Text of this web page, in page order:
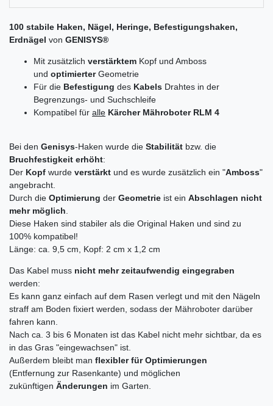
100 stabile Haken, Nägel, Heringe, Befestigungshaken,
Erdnägel von GENISYS®
Mit zusätzlich verstärktem Kopf und Amboss
und optimierterGeometrie
Für die Befestigung des Kabels Drahtes in der
Begrenzungs- und Suchschleife
Kompatibel für alle Kärcher Mähroboter RLM 4
Bei den Genisys-Haken wurde die Stabilität bzw. die
Bruchfestigkeit erhöht:
Der Kopf wurde verstärkt und es wurde zusätzlich ein "Amboss"
angebracht.
Durch die Optimierung der Geometrie ist ein Abschlagen nicht
mehr möglich
Diese Haken sind stabiler als die Original Haken und sind zu
100% kompatibel!
Länge: ca. 9,5 cm, Kopf: 2 cm x 1,2 cm
Das Kabel muss nicht mehr zeitaufwendig eingegraben
werden:
Es kann ganz einfach auf dem Rasen verlegt und mit den Nägeln
straff am Boden fixiert werden, sodass der Mähroboter darüber
fahren kann.
Nach ca. 3 bis 6 Monaten ist das Kabel nicht mehr sichtbar, da es
in das Gras "eingewachsen" ist.
Außerdem bleibt man flexibler für Optimierungen
(Entfernung zur Rasenkante) und möglichen
zukünftigen Änderungen im Garten.